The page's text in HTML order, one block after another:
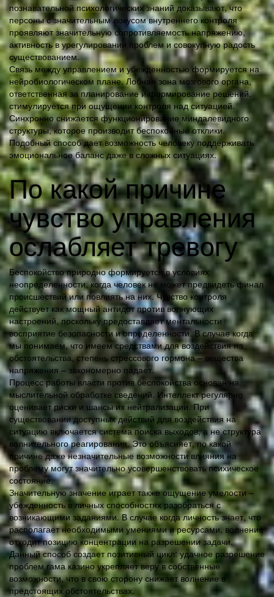
познавательной психологических знаний доказывают, что
персоны с значительным локусом внутреннего контроля
проявляют значительную сопротивляемость напряжению,
активность в урегулировании проблем и совокупную радость
существованием.
Связь между управлением и убежденностью формируется на
нейробиологическом плане. Лобная зона мозгового органа,
ответственная за планирование и формирование решений,
стимулируется при ощущении контроля над ситуацией.
Синхронно снижается функционирование миндалевидного
структуры, которое производит беспокойные отклики.
Подобный способ дает возможность человеку поддерживать
эмоциональное баланс даже в сложных ситуациях.
По какой причине
чувство управления
ослабляет тревогу
Беспокойство природно формируется в условиях
неопределенности, когда человек не может предвидеть финал
происшествий или повлиять на них. Чувство контроля
действует как мощный антидот против волнующих
настроений, поскольку предоставляет ментальности
восприятие безопасности и определенности. В случае когда
мы понимаем, что имеем средствами для воздействия на
обстоятельства, степень стрессового гормона – вещества
напряжения – закономерно падает.
Процесс работы власти против беспокойства основан на
мыслительной обработке сведений. Интеллект регулярно
оценивает риски и шансы их нейтрализации. При
существовании доступных действий для воздействия на
ситуацию включается система поиска выходов, а не структура
волнительного реагирования. Это объясняет, по какой
причине даже незначительные возможности влияния на
проблему могут значительно усовершенствовать психическое
состояние.
Значительную значение играет также ощущение умелости –
убежденность в личных способностях разобраться с
возникающими заданиями. В случае когда личность знает, что
располагает необходимыми умениями и ресурсами, волнение
отходит позицию концентрации на разрешении задачи.
Данный способ создает позитивный цикл: удачное разрешение
проблем гама казино укрепляет веру в собственные
возможности, что в свою сторону снижает волнение в
предстоящих обстоятельствах.